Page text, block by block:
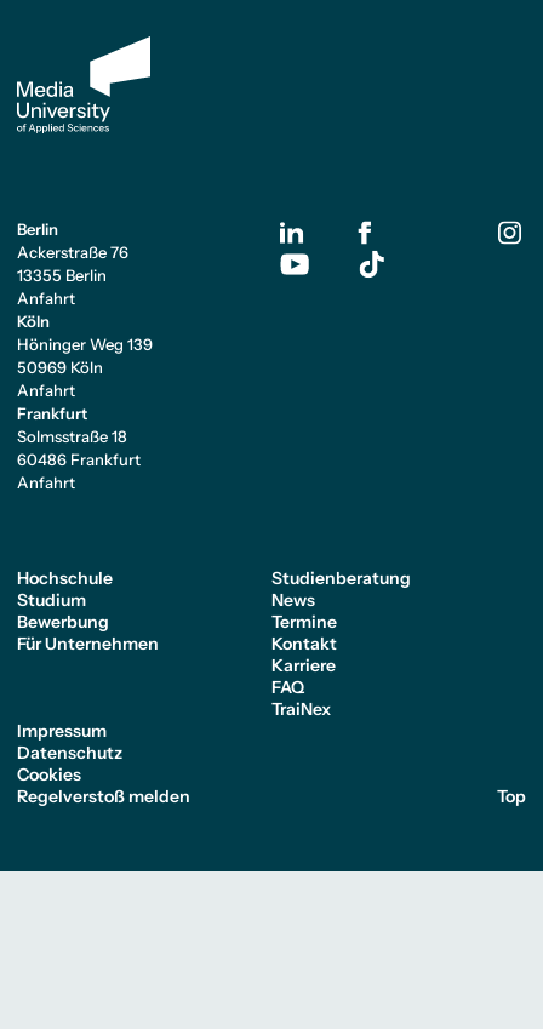
Berlin
Ackerstraße 76
13355 Berlin
Anfahrt
Köln
Höninger Weg 139
50969 Köln
Anfahrt
Frankfurt
Solmsstraße 18
60486 Frankfurt
Anfahrt
Hochschule
Studium
Bewerbung
Für Unternehmen
Studienberatung
News
Termine
Kontakt
Karriere
FAQ
TraiNex
Impressum
Datenschutz
Cookies
Regelverstoß melden
Top